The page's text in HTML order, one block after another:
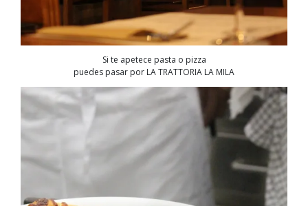
Si te apetece pasta o pizza
puedes pasar por LA TRATTORIA LA MILA